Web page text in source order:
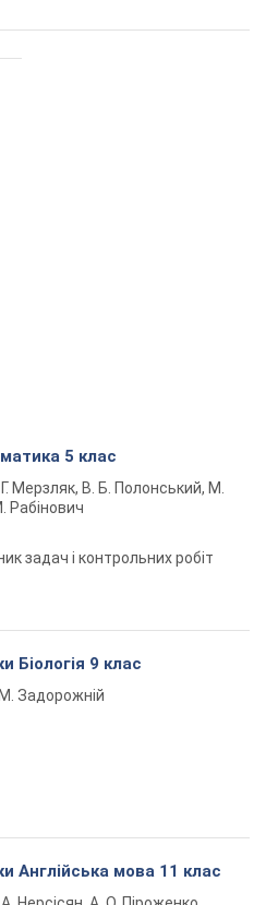
5 клас
Мерзляк, В. Б. Полонський, М.
Рабінович
задач і контрольних робіт
Біологія 9 клас
Задорожній
Англійська мова 11 клас